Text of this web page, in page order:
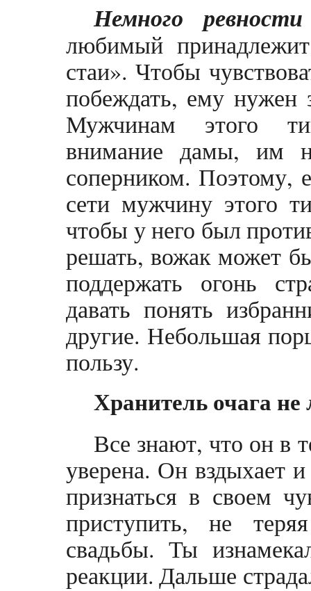
Немного
любимый
стаи». Чтобы
побеждать, ему нужен
Мужчинам этого
внимание дамы, им
соперником. Поэтому,
сети мужчину этого
чтобы у него был
решать, вожак может
поддержать огонь
давать понять
другие. Небольшая
пользу.
Хранитель очага
Все знают, что он в
уверена. Он вздыхает
признаться в своем
приступить, не
свадьбы. Ты
реакции. Дальше